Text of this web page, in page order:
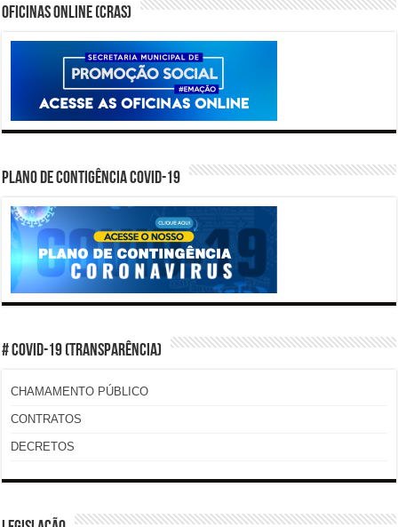
Oficinas Online (CRAS)
PLANO DE CONTIGÊNCIA COVID-19
# COVID-19 (TRANSPARÊNCIA)
CHAMAMENTO PÚBLICO
CONTRATOS
DECRETOS